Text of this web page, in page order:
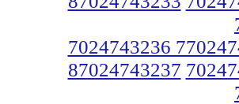
7024743236
87024743237